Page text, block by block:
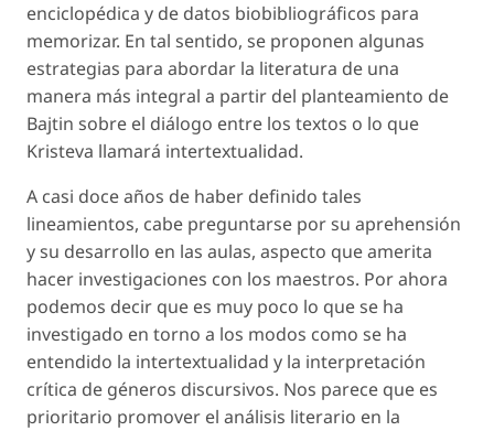
enciclopédica y de datos biobibliográficos para
memorizar. En tal sentido, se proponen algunas
estrategias para abordar la literatura de una
manera más integral a partir del planteamiento de
Bajtin sobre el diálogo entre los textos o lo que
Kristeva llamará intertextualidad.
A casi doce años de haber definido tales
lineamientos, cabe preguntarse por su aprehensión
y su desarrollo en las aulas, aspecto que amerita
hacer investigaciones con los maestros. Por ahora
podemos decir que es muy poco lo que se ha
investigado en torno a los modos como se ha
entendido la intertextualidad y la interpretación
crítica de géneros discursivos. Nos parece que es
prioritario promover el análisis literario en la